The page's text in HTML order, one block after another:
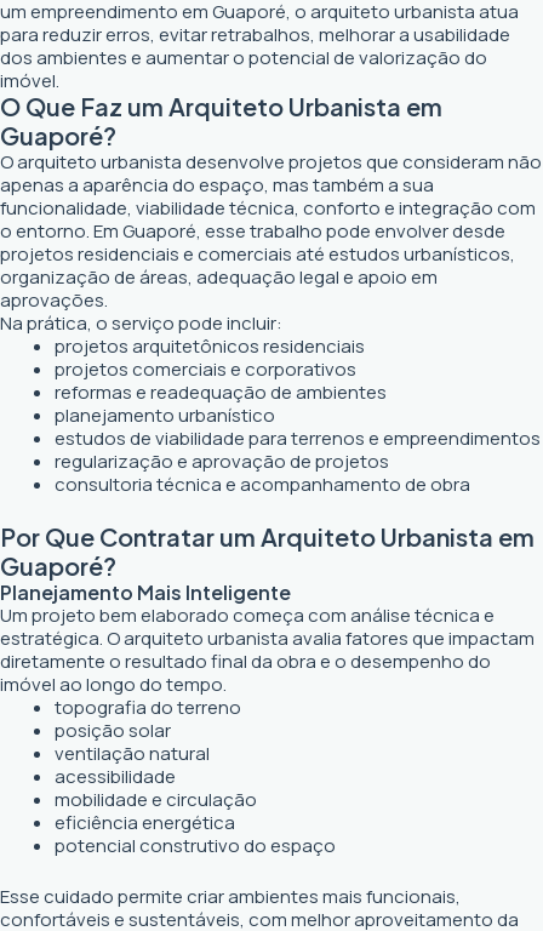
um empreendimento em Guaporé, o arquiteto urbanista atua
para reduzir erros, evitar retrabalhos, melhorar a usabilidade
dos ambientes e aumentar o potencial de valorização do
imóvel.
O Que Faz um Arquiteto Urbanista em
Guaporé?
O arquiteto urbanista desenvolve projetos que consideram não
apenas a aparência do espaço, mas também a sua
funcionalidade, viabilidade técnica, conforto e integração com
o entorno. Em Guaporé, esse trabalho pode envolver desde
projetos residenciais e comerciais até estudos urbanísticos,
organização de áreas, adequação legal e apoio em
aprovações.
Na prática, o serviço pode incluir:
projetos arquitetônicos residenciais
projetos comerciais e corporativos
reformas e readequação de ambientes
planejamento urbanístico
estudos de viabilidade para terrenos e empreendimentos
regularização e aprovação de projetos
consultoria técnica e acompanhamento de obra
Por Que Contratar um Arquiteto Urbanista em
Guaporé?
Planejamento Mais Inteligente
Um projeto bem elaborado começa com análise técnica e
estratégica. O arquiteto urbanista avalia fatores que impactam
diretamente o resultado final da obra e o desempenho do
imóvel ao longo do tempo.
topografia do terreno
posição solar
ventilação natural
acessibilidade
mobilidade e circulação
eficiência energética
potencial construtivo do espaço
Esse cuidado permite criar ambientes mais funcionais,
confortáveis e sustentáveis, com melhor aproveitamento da